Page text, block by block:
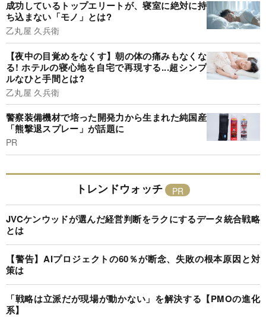
成功しているトップエリートが、寝室に絶対に持
ち込まない「モノ」とは?
乙丸屋 久兵衛
【夜中の目覚めをなくす】朝の体の痛みもなくな
る! ホテルの寝心地を自宅で再現する...超シンプ
ルなひと手間とは?
乙丸屋 久兵衛
警察装備機材で培った開発力から生まれた純国産
「熊撃退スプレー」が話題に
PR
トレンドウォッチ
JVCケンウッドが選んだ経営判断をラクにするデータ統合戦略
とは
【警告】AIプロジェクトの60％が断念、失敗の根本原因と対
策は
「戦略は立派だが現場が動かない」を解決する【PMOの進化
系】